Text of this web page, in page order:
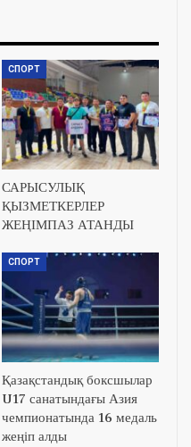
СПОРТ
САРЫСУЛЫҚ
ҚЫЗМЕТКЕРЛЕР
ЖЕҢІМПАЗ АТАНДЫ
СПОРТ
Қазақстандық боксшылар
U17 санатындағы Азия
чемпионатында 16 медаль
жеңіп алды